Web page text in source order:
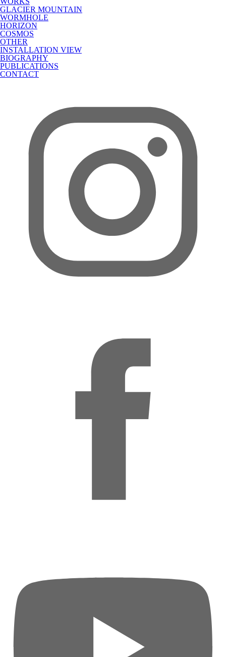
GLACIER MOUNTAIN
WORMHOLE
HORIZON
COSMOS
OTHER
INSTALLATION VIEW
BIOGRAPHY
PUBLICATIONS
CONTACT